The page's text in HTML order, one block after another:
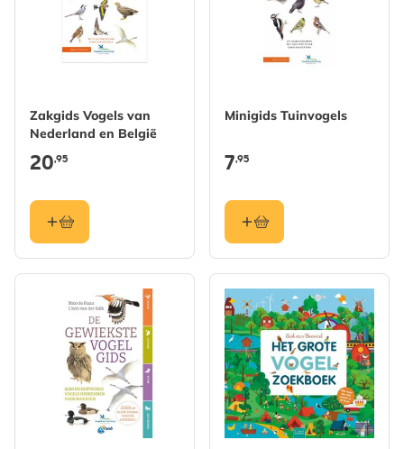
Zakgids Vogels van
Nederland en België
20,95
Minigids Tuinvogels
7,95